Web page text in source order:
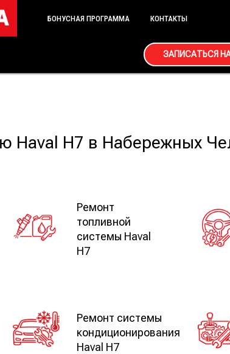
БОНУСНАЯ ПРОГРАММА КОНТАКТЫ
ЗАПИСАТЬСЯ
Haval H7 в Набережных
Ремонт
топливной
системы Haval
H7
Ремонт системы
кондиционирования
Haval H7